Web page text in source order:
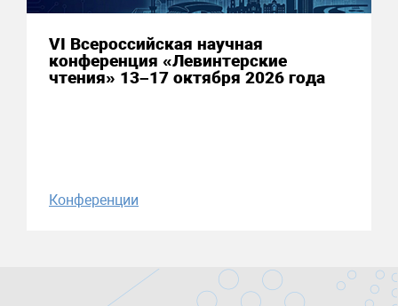
VI Всероссийская научная
конференция «Левинтерские
чтения» 13–17 октября 2026 года
Конференции